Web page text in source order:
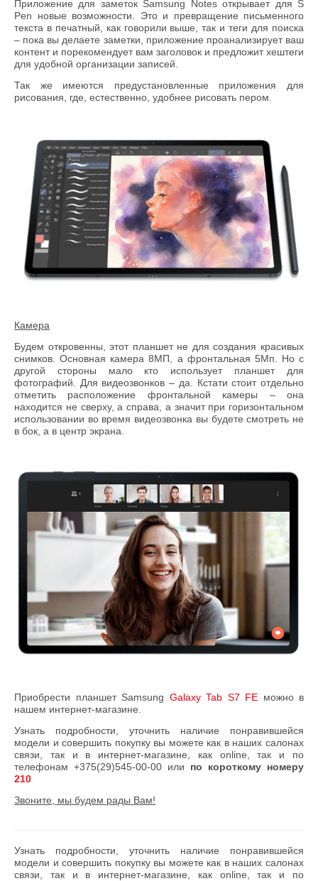
Приложение для заметок Samsung Notes открывает для S
Pen
новые возможности. Это и превращение письменного
текста в печатный, как говорили выше, так и теги для поиска
– пока вы делаете заметки, приложение проанализирует ваш
контент и порекомендует вам заголовок и предложит хештеги
для удобной организации записей.
Так же имеются предустановленные приложения для
рисования, где, естественно, удобнее рисовать пером.
Камера
Будем откровенны, этот планшет не для создания красивых
снимков. Основная камера 8МП, а фронтальная 5Мп. Но с
другой стороны мало кто использует планшет для
фотографий. Для видеозвонков – да. Кстати стоит отдельно
отметить расположение фронтальной камеры – она
находится не сверху, а справа, а значит при горизонтальном
использовании во время видеозвонка вы будете смотреть не
в бок, а в центр экрана.
Приобрести планшет Samsung Galaxy Tab S7 FE можно в
нашем интернет-магазине.
Узнать подробности, уточнить наличие понравившейся
модели и совершить покупку вы можете как в наших салонах
связи, так и в интернет-магазине, как online, так и по
телефонам +375(29)545-00-00 или по короткому номеру
210
Звоните, мы будем рады Вам!
Узнать подробности, уточнить наличие понравившейся
модели и совершить покупку вы можете как в наших салонах
связи, так и в интернет-магазине, как online, так и по